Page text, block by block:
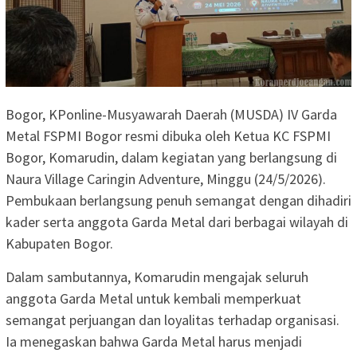
Bogor, KPonline-Musyawarah Daerah (MUSDA) IV Garda
Metal FSPMI Bogor resmi dibuka oleh Ketua KC FSPMI
Bogor, Komarudin, dalam kegiatan yang berlangsung di
Naura Village Caringin Adventure, Minggu (24/5/2026).
Pembukaan berlangsung penuh semangat dengan dihadiri
kader serta anggota Garda Metal dari berbagai wilayah di
Kabupaten Bogor.
Dalam sambutannya, Komarudin mengajak seluruh
anggota Garda Metal untuk kembali memperkuat
semangat perjuangan dan loyalitas terhadap organisasi.
Ia menegaskan bahwa Garda Metal harus menjadi